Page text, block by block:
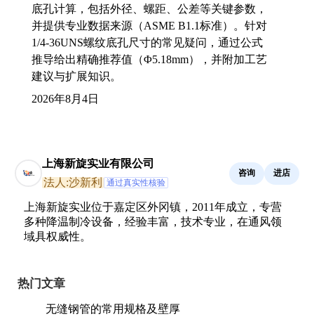
底孔计算，包括外径、螺距、公差等关键参数，
并提供专业数据来源（ASME B1.1标准）。针对
1/4-36UNS螺纹底孔尺寸的常见疑问，通过公式
推导给出精确推荐值（Φ5.18mm），并附加工艺
建议与扩展知识。
2026年8月4日
上海新旋实业有限公司
法人:沙新利
通过真实性核验
咨询 进店
上海新旋实业位于嘉定区外冈镇，2011年成立，专营
多种降温制冷设备，经验丰富，技术专业，在通风领
域具权威性。
热门文章
无缝钢管的常用规格及壁厚